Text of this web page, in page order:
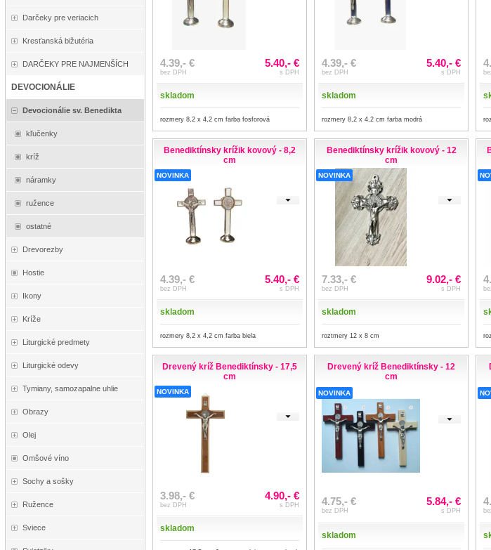
Darčeky pre veriacich
Kresťanská bižutéria
DARČEKY PRE NAJMENŠÍCH
DEVOCIONÁLIE
Devocionálie sv. Benedikta
kľučenky
kríž
náramky
ružence
ostatné
Drevorezby
Hostie
Ikony
Kríže
Liturgické predmety
Liturgické odevy
Tymiany, samozapalne uhlie
Obrazy
Olej
Omšové víno
Sochy a sošky
Ružence
Sviece
4.39,- €
bez DPH
5.40,- €
s DPH
skladom
rozmery 8,2 x 4,2 cm farba fosforová
4.39,- €
bez DPH
5.40,- €
s DPH
skladom
rozmery 8,2 x 4,2 cm farba modrá
Benediktínsky krížik kovový - 8,2
cm
NOVINKA
4.39,- €
bez DPH
5.40,- €
s DPH
skladom
rozmery 8,2 x 4,2 cm farba biela
Benediktínsky krížik kovový - 12
cm
NOVINKA
7.33,- €
bez DPH
9.02,- €
s DPH
skladom
roztmery 12 x 8 cm
Drevený kríž Benediktínsky - 17,5
cm
NOVINKA
3.98,- €
bez DPH
4.90,- €
s DPH
skladom
Drevený kríž Benediktínsky - 12
cm
NOVINKA
4.75,- €
bez DPH
5.84,- €
s DPH
skladom